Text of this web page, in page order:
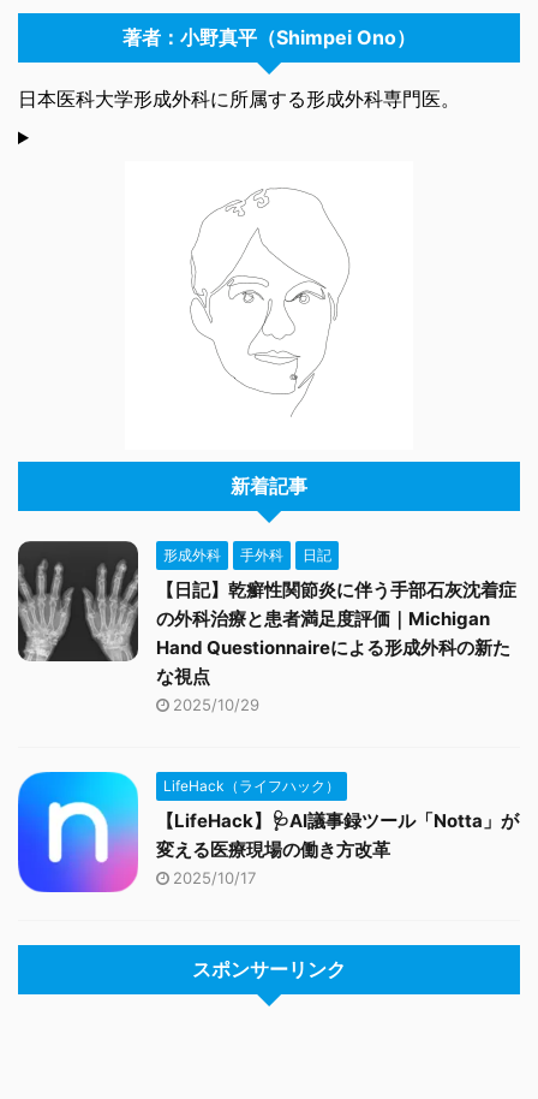
著者：小野真平（Shimpei Ono）
日本医科大学形成外科に所属する形成外科専門医。
新着記事
形成外科 手外科 日記
【日記】乾癬性関節炎に伴う手部石灰沈着症
の外科治療と患者満足度評価｜Michigan
Hand Questionnaireによる形成外科の新た
な視点
2025/10/29
LifeHack（ライフハック）
【LifeHack】🩺AI議事録ツール「Notta」が
変える医療現場の働き方改革
2025/10/17
スポンサーリンク